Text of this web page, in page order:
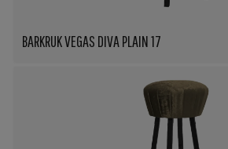
BARKRUK VEGAS DIVA PLAIN 17